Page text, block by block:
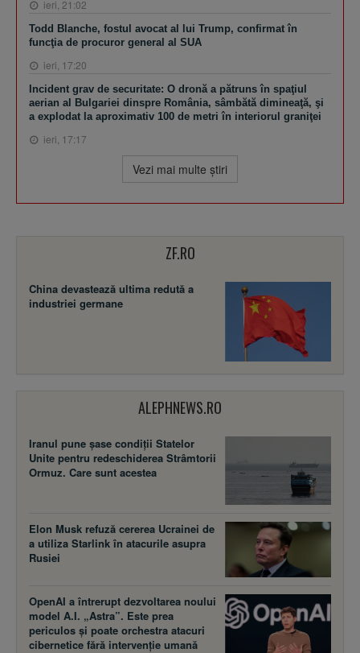
ieri, 21:02
Todd Blanche, fostul avocat al lui Trump, confirmat în
funcţia de procuror general al SUA
ieri, 17:20
Incident grav de securitate: O dronă a pătruns în spaţiul
aerian al Bulgariei dinspre România, sâmbătă dimineaţă, şi
a explodat la aproximativ 100 de metri în interiorul graniţei
ieri, 17:17
Vezi mai multe ştiri
ZF.RO
China devastează ultima redută a
industriei germane
ALEPHNEWS.RO
Iranul pune șase condiții Statelor
Unite pentru redeschiderea Strâmtorii
Ormuz. Care sunt acestea
Elon Musk refuză cererea Ucrainei de
a utiliza Starlink în atacurile asupra
Rusiei
OpenAI a întrerupt dezvoltarea noului
model A.I. „Astra”. Este prea
periculos și poate orchestra atacuri
cibernetice fără intervenție umană